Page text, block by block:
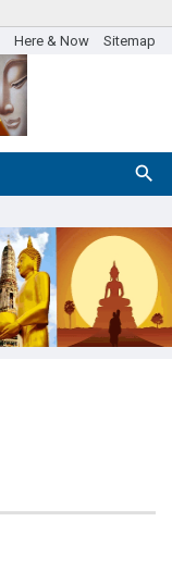
Here & Now Sitemap